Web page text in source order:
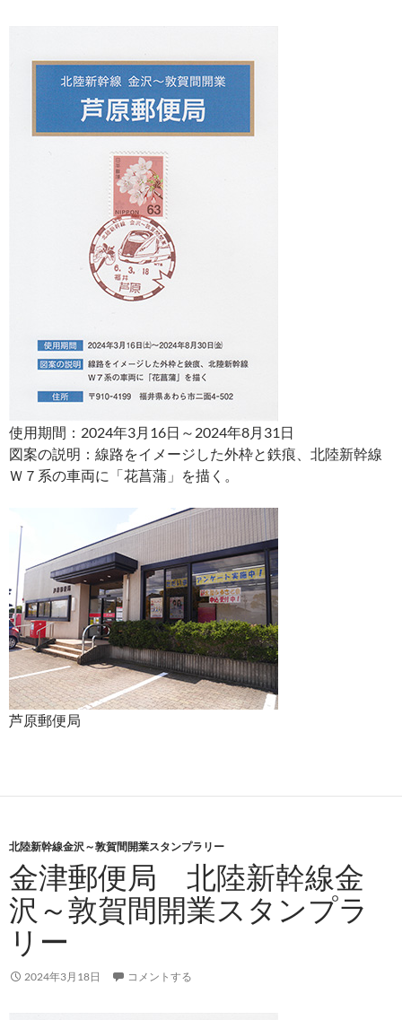
使用期間：2024年3月16日～2024年8月31日
図案の説明：線路をイメージした外枠と鉄痕、北陸新幹線
Ｗ７系の車両に「花菖蒲」を描く。
芦原郵便局
北陸新幹線金沢～敦賀間開業スタンプラリー
金津郵便局 北陸新幹線金
沢～敦賀間開業スタンプラ
リー
2024年3月18日 コメントする